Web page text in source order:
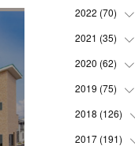
(1
(2
(1
(3
(2
(7
(4)
(3)
(2
(4
(3
(3
(6)
(4)
2022 (70)
(7
(11
)
(8
(1)
(3)
2021 (35)
(5
(7
(5)
(3)
2020 (62)
(6
(9)
(7)
2019 (75)
(1)
(2)
2018 (126)
(6)
2017 (191)